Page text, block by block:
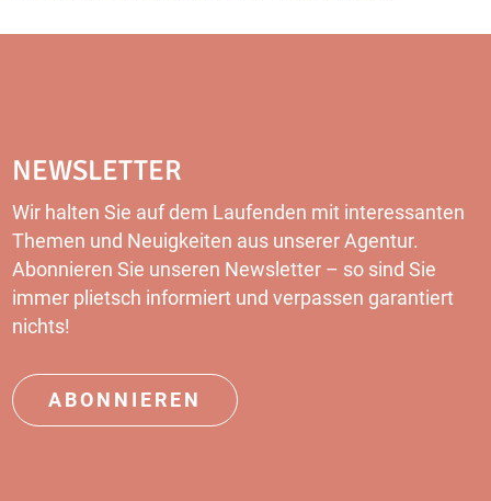
NEWSLETTER
Wir halten Sie auf dem Laufenden mit interessanten
Themen und Neuigkeiten aus unserer Agentur.
Abonnieren Sie unseren Newsletter – so sind Sie
immer plietsch informiert und verpassen garantiert
nichts!
ABONNIEREN